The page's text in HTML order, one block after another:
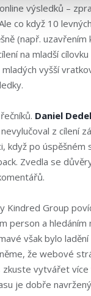
výsledků –
co když 10
(např.
na mladší
vyšší
Daniel
z cílení
když po úspěšném
Zvedla se
Kindred Group
person a
však bylo
že webové
zkuste vytvářet
je dobře